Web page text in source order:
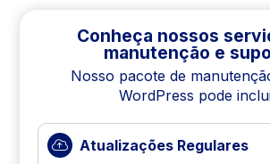
Conheça nossos
manutenção e
Nosso pacote de
WordPress pode
Atualizações Regulares